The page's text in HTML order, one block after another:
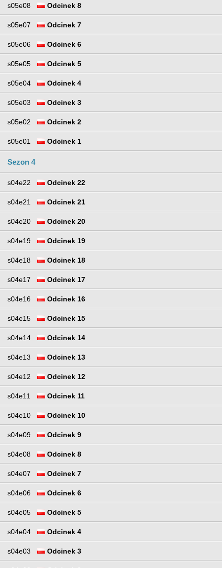
s05e08 Odcinek 8
s05e07 Odcinek 7
s05e06 Odcinek 6
s05e05 Odcinek 5
s05e04 Odcinek 4
s05e03 Odcinek 3
s05e02 Odcinek 2
s05e01 Odcinek 1
Sezon 4
s04e22 Odcinek 22
s04e21 Odcinek 21
s04e20 Odcinek 20
s04e19 Odcinek 19
s04e18 Odcinek 18
s04e17 Odcinek 17
s04e16 Odcinek 16
s04e15 Odcinek 15
s04e14 Odcinek 14
s04e13 Odcinek 13
s04e12 Odcinek 12
s04e11 Odcinek 11
s04e10 Odcinek 10
s04e09 Odcinek 9
s04e08 Odcinek 8
s04e07 Odcinek 7
s04e06 Odcinek 6
s04e05 Odcinek 5
s04e04 Odcinek 4
s04e03 Odcinek 3